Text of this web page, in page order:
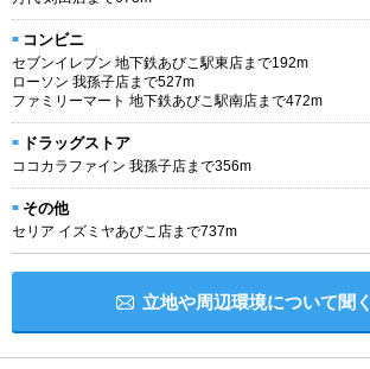
コンビニ
セブンイレブン 地下鉄あびこ駅東店まで192m
ローソン 我孫子店まで527m
ファミリーマート 地下鉄あびこ駅南店まで472m
ドラッグストア
ココカラファイン 我孫子店まで356m
その他
セリア イズミヤあびこ店まで737m
立地や周辺環境について聞く